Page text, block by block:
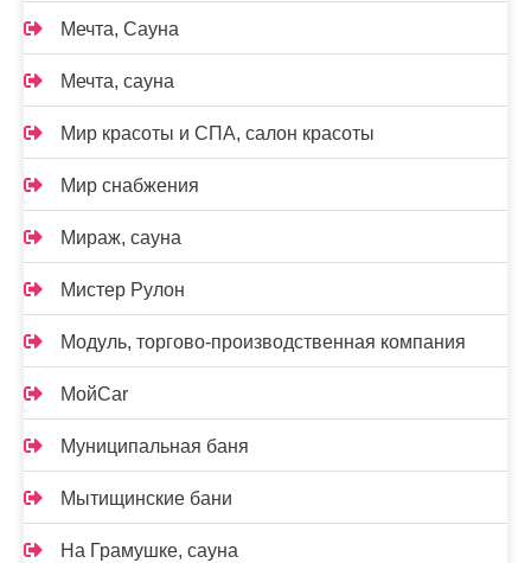
Мечта, Сауна
Мечта, сауна
Мир красоты и СПА, салон красоты
Мир снабжения
Мираж, сауна
Мистер Рулон
Модуль, торгово-производственная компания
МойCar
Муниципальная баня
Мытищинские бани
На Грамушке, сауна